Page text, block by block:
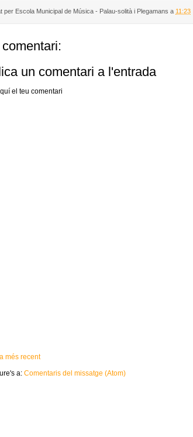
per Escola Municipal de Música - Palau-solità i Plegamans a 11:23
un comentari a l'entrada
el teu comentari
més recent
a: Comentaris del missatge (Atom)